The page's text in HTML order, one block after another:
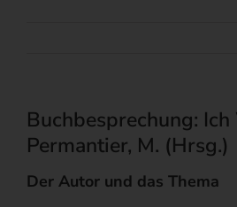
Buchbesprechung:
Permantier, M. (Hrsg.)
Der Autor und das Thema